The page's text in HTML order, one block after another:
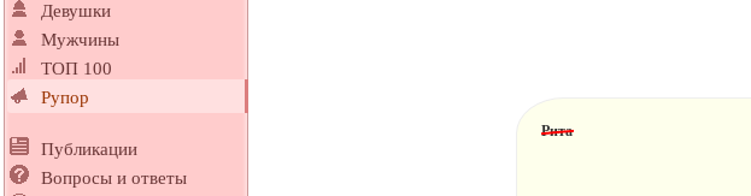
Девушки
Мужчины
ТОП 100
Рупор
Публикации
Вопросы и ответы
Рита